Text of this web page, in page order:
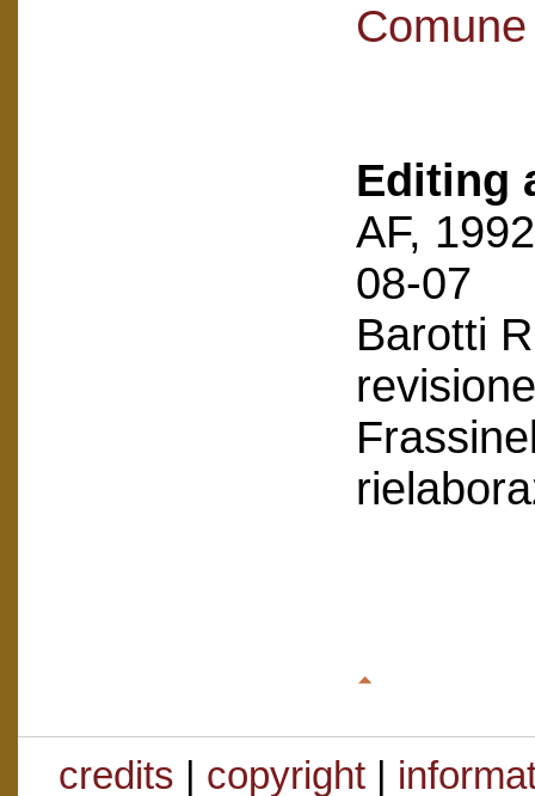
Editing
AF,
08-07
Barotti
revisione
credits | copyright|